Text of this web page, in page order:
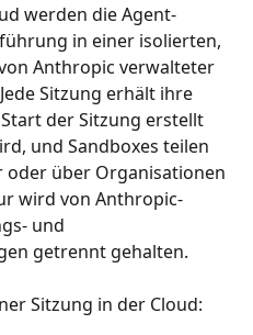
werden die Agent-
in einer isolierten,
Anthropic verwalteter
Sitzung erhält ihre
der Sitzung erstellt
und Sandboxes teilen
oder über Organisationen
wird von Anthropic-
und
getrennt gehalten.
Sitzung in der Cloud: